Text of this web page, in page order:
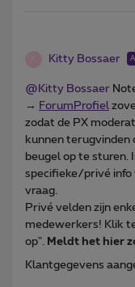
Kitty Bossaer
@Kitty Bossaer
→ ForumProfiel
zodat de PX
kunnen terugvinden
beugel op te sturen.
specifieke/privé info
vraag.
Privé velden zijn
medewerkers! Klik
op".
Meldt het hier
Klantgegevens